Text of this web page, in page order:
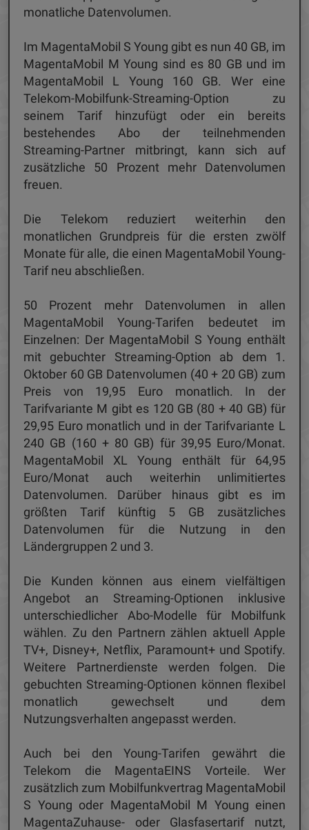
monatliche Datenvolumen.
Im MagentaMobil S Young gibt es nun 40 GB, im
MagentaMobil M Young sind es 80 GB und im
MagentaMobil L Young 160 GB. Wer eine
Telekom-Mobilfunk-Streaming-Option zu
seinem Tarif hinzufügt oder ein bereits
bestehendes Abo der teilnehmenden
Streaming-Partner mitbringt, kann sich auf
zusätzliche 50 Prozent mehr Datenvolumen
freuen.
Die Telekom reduziert weiterhin den
monatlichen Grundpreis für die ersten zwölf
Monate für alle, die einen MagentaMobil Young-
Tarif neu abschließen.
50 Prozent mehr Datenvolumen in allen
MagentaMobil Young-Tarifen bedeutet im
Einzelnen: Der MagentaMobil S Young enthält
mit gebuchter Streaming-Option ab dem 1.
Oktober 60 GB Datenvolumen (40 + 20 GB) zum
Preis von 19,95 Euro monatlich. In der
Tarifvariante M gibt es 120 GB (80 + 40 GB) für
29,95 Euro monatlich und in der Tarifvariante L
240 GB (160 + 80 GB) für 39,95 Euro/Monat.
MagentaMobil XL Young enthält für 64,95
Euro/Monat auch weiterhin unlimitiertes
Datenvolumen. Darüber hinaus gibt es im
größten Tarif künftig 5 GB zusätzliches
Datenvolumen für die Nutzung in den
Ländergruppen 2 und 3.
Die Kunden können aus einem vielfältigen
Angebot an Streaming-Optionen inklusive
unterschiedlicher Abo-Modelle für Mobilfunk
wählen. Zu den Partnern zählen aktuell Apple
TV+, Disney+, Netflix, Paramount+ und Spotify.
Weitere Partnerdienste werden folgen. Die
gebuchten Streaming-Optionen können flexibel
monatlich gewechselt und dem
Nutzungsverhalten angepasst werden.
Auch bei den Young-Tarifen gewährt die
Telekom die MagentaEINS Vorteile. Wer
zusätzlich zum Mobilfunkvertrag MagentaMobil
S Young oder MagentaMobil M Young einen
MagentaZuhause- oder Glasfasertarif nutzt,